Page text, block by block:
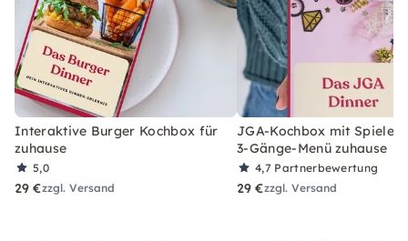
Interaktive Burger Kochbox für
zuhause
5,0
29 €zzgl. Versand
JGA-Kochbox mit Spielen
3-Gänge-Menü zuhause
4,7 Partnerbewertung
29 €zzgl. Versand